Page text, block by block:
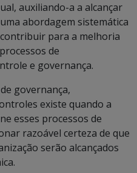
auxiliando-a a alcançar
abordagem sistemática
para a melhoria
de
e governança.
governança,
existe quando a
esses processos de
razoável certeza de que
serão alcançados